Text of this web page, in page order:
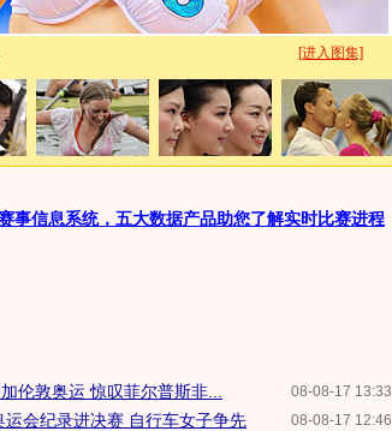
[进入图集]
事信息系统，五大数据产品助您了解实时比赛进程
08-08-17 13:33
伦敦奥运 惊叹菲尔普斯非...
08-08-17 12:46
运会纪录进决赛 自行车女子争先